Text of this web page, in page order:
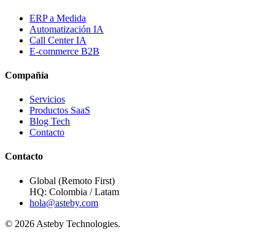
ERP a Medida
Automatización IA
Call Center IA
E-commerce B2B
Compañía
Servicios
Productos SaaS
Blog Tech
Contacto
Contacto
Global (Remoto First)
HQ: Colombia / Latam
hola@asteby.com
© 2026 Asteby Technologies.